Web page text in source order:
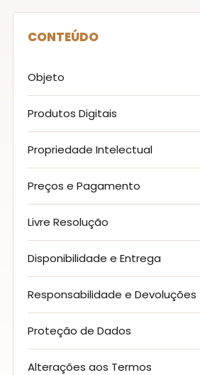
CONTEÚDO
Objeto
Produtos Digitais
Propriedade Intelectual
Preços e Pagamento
Livre Resolução
Disponibilidade e Entrega
Responsabilidade e Devoluções
Proteção de Dados
Alterações aos Termos